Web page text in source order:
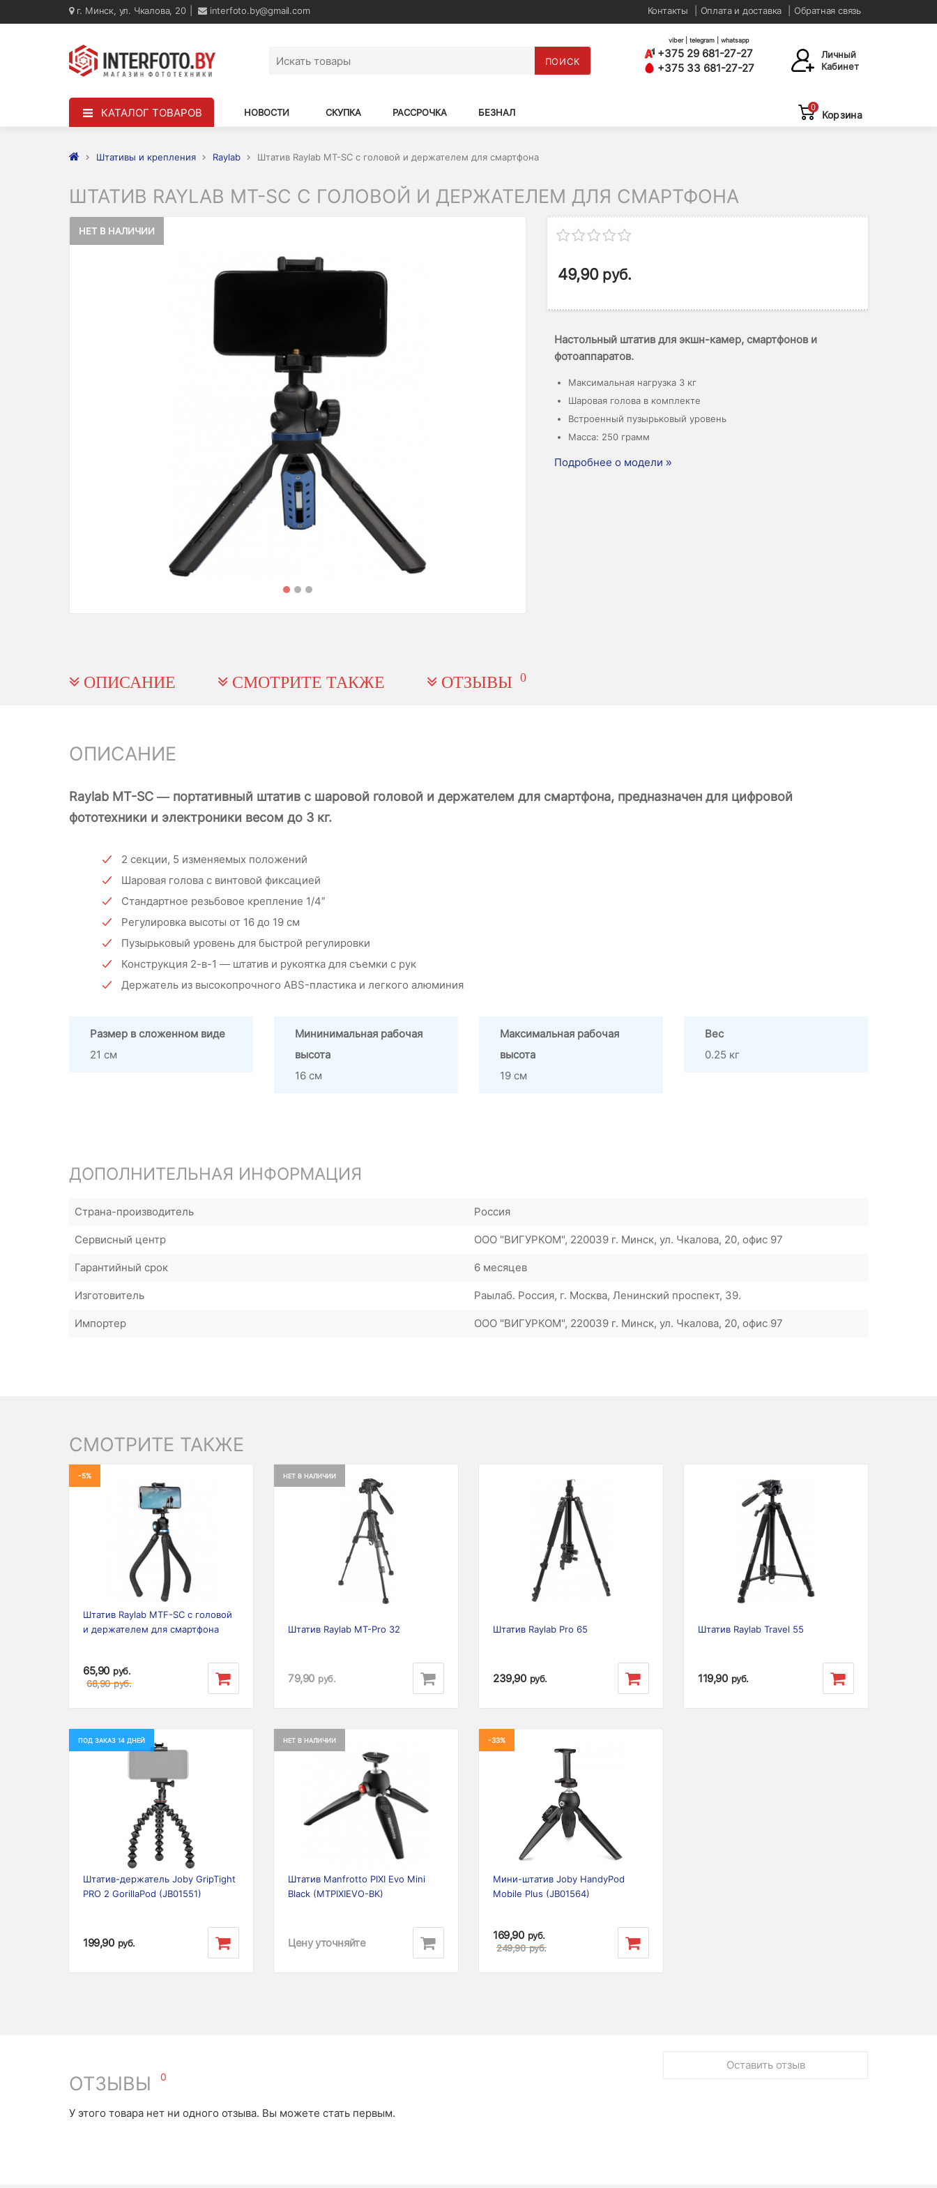
г. Минск, ул. Чкалова, 20 interfoto.by@gmail.com Контакты Оплата и доставка Обратная связь
ПОИСК
viber | telegram | whatsapp
+375 29 681-27-27
+375 33 681-27-27
Личный
Кабинет
КАТАЛОГ ТОВАРОВ НОВОСТИ СКУПКА РАССРОЧКА БЕЗНАЛ 0
Корзина
Штативы и крепления Raylab Штатив Raylab MT-SC с головой и держателем для смартфона
ШТАТИВ RAYLAB MT-SC С ГОЛОВОЙ И ДЕРЖАТЕЛЕМ ДЛЯ СМАРТФОНА
НЕТ В НАЛИЧИИ
49,90 руб.
Настольный штатив для экшн-камер, смартфонов и
фотоаппаратов.
Максимальная нагрузка 3 кг
Шаровая голова в комплекте
Встроенный пузырьковый уровень
Масса: 250 грамм
Подробнее о модели »
ОПИСАНИЕ СМОТРИТЕ ТАКЖЕ ОТЗЫВЫ 0
ОПИСАНИЕ
Raylab MT-SC — портативный штатив с шаровой головой и держателем для смартфона, предназначен для цифровой
фототехники и электроники весом до 3 кг.
2 секции, 5 изменяемых положений
Шаровая голова с винтовой фиксацией
Стандартное резьбовое крепление 1/4″
Регулировка высоты от 16 до 19 см
Пузырьковый уровень для быстрой регулировки
Конструкция 2-в-1 — штатив и рукоятка для съемки с рук
Держатель из высокопрочного ABS-пластика и легкого алюминия
Размер в сложенном виде
21 см
Мининимальная рабочая
высота
16 см
Максимальная рабочая
высота
19 см
Вес
0.25 кг
ДОПОЛНИТЕЛЬНАЯ ИНФОРМАЦИЯ
Страна-производитель Россия
Сервисный центр ООО "ВИГУРКОМ", 220039 г. Минск, ул. Чкалова, 20, офис 97
Гарантийный срок 6 месяцев
Изготовитель Раылаб. Россия, г. Москва, Ленинский проспект, 39.
Импортер ООО "ВИГУРКОМ", 220039 г. Минск, ул. Чкалова, 20, офис 97
СМОТРИТЕ ТАКЖЕ
-5%
Штатив Raylab MTF-SC с головой
и держателем для смартфона
65,90 руб.
68,90 руб.
НЕТ В НАЛИЧИИ
Штатив Raylab MT-Pro 32
79,90 руб.
Штатив Raylab Pro 65
239,90 руб.
Штатив Raylab Travel 55
119,90 руб.
ПОД ЗАКАЗ 14 ДНЕЙ
Штатив-держатель Joby GripTight
PRO 2 GorillaPod (JB01551)
199,90 руб.
НЕТ В НАЛИЧИИ
Previous
Штатив Manfrotto PIXI Evo Mini
Black (MTPIXIEVO-BK)
Цену уточняйте
-33%
Мини-штатив Joby HandyPod
Mobile Plus (JB01564)
169,90 руб.
249,90 руб.
ОТЗЫВЫ 0
Оставить отзыв
У этого товара нет ни одного отзыва. Вы можете стать первым.